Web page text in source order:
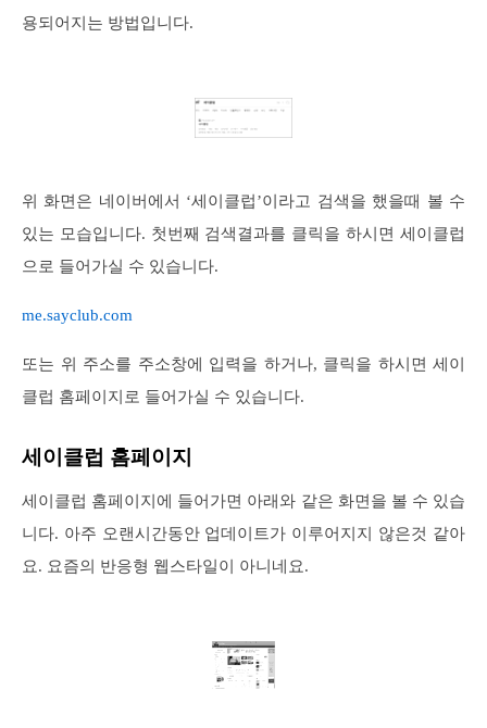
용되어지는 방법입니다.
위 화면은 네이버에서 ‘세이클럽’이라고 검색을 했을때 볼 수
있는 모습입니다. 첫번째 검색결과를 클릭을 하시면 세이클럽
으로 들어가실 수 있습니다.
me.sayclub.com
또는 위 주소를 주소창에 입력을 하거나, 클릭을 하시면 세이
클럽 홈페이지로 들어가실 수 있습니다.
세이클럽 홈페이지
세이클럽 홈페이지에 들어가면 아래와 같은 화면을 볼 수 있습
니다. 아주 오랜시간동안 업데이트가 이루어지지 않은것 같아
요. 요즘의 반응형 웹스타일이 아니네요.